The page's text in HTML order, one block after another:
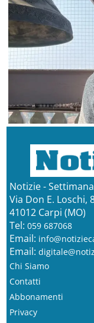
Notizie -
Via Don E. Loschi,
41012 Carpi (MO)
Tel: 059 687068
Email:
Email:
Chi Siamo
Contatti
Abbonamenti
Privacy